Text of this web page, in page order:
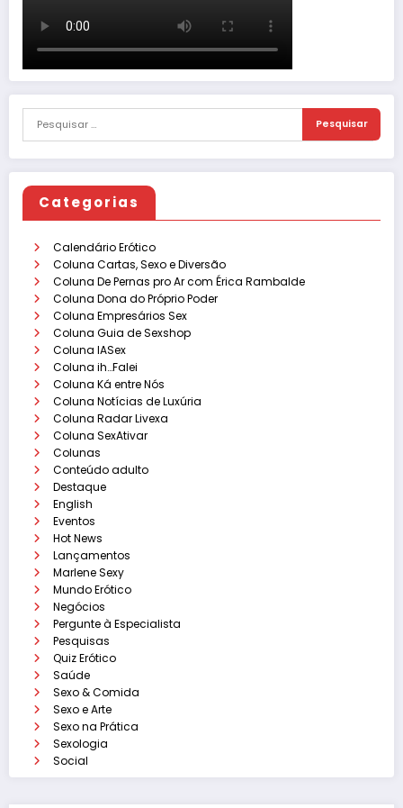
Categorias
Calendário Erótico
Coluna Cartas, Sexo e Diversão
Coluna De Pernas pro Ar com Érica Rambalde
Coluna Dona do Próprio Poder
Coluna Empresários Sex
Coluna Guia de Sexshop
Coluna IASex
Coluna ih…Falei
Coluna Ká entre Nós
Coluna Notícias de Luxúria
Coluna Radar Livexa
Coluna SexAtivar
Colunas
Conteúdo adulto
Destaque
English
Eventos
Hot News
Lançamentos
Marlene Sexy
Mundo Erótico
Negócios
Pergunte à Especialista
Pesquisas
Quiz Erótico
Saúde
Sexo & Comida
Sexo e Arte
Sexo na Prática
Sexologia
Social